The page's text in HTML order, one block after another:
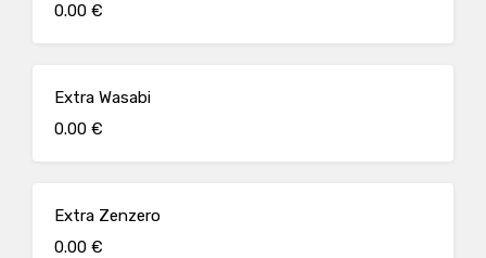
0.00 €
Extra Wasabi
0.00 €
Extra Zenzero
0.00 €